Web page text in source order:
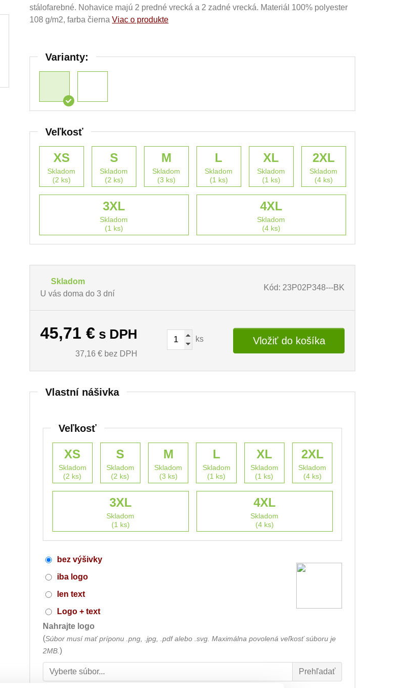
stálofarebné. Nohavice majú 2 predné vrecká a 2 zadné vrecká. Materiál 100% polyester
108 g/m2, farba čierna Viac o produkte
Varianty:
Veľkosť
XS
Skladom
(2 ks)
S
Skladom
(2 ks)
M
Skladom
(3 ks)
L
Skladom
(1 ks)
XL
Skladom
(1 ks)
2XL
Skladom
(4 ks)
3XL
Skladom
(1 ks)
4XL
Skladom
(4 ks)
Skladom
U vás doma do 3 dní
Kód: 23P02P348---BK
45,71 € s DPH
37,16 € bez DPH
ks Vložiť do košíka
Vlastní nášivka
Veľkosť
XS
Skladom
(2 ks)
S
Skladom
(2 ks)
M
Skladom
(3 ks)
L
Skladom
(1 ks)
XL
Skladom
(1 ks)
2XL
Skladom
(4 ks)
3XL
Skladom
(1 ks)
4XL
Skladom
(4 ks)
bez výšivky
iba logo
len text
Logo + text
Nahrajte logo
(Súbor musí mať príponu .png, .jpg, .pdf alebo .svg. Maximálna povolená veľkosť súboru je
2MB. )